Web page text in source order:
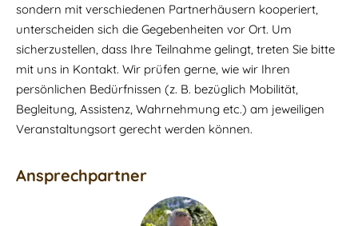
sondern mit verschiedenen Partnerhäusern kooperiert,
unterscheiden sich die Gegebenheiten vor Ort. Um
sicherzustellen, dass Ihre Teilnahme gelingt, treten Sie bitte
mit uns in Kontakt. Wir prüfen gerne, wie wir Ihren
persönlichen Bedürfnissen (z. B. bezüglich Mobilität,
Begleitung, Assistenz, Wahrnehmung etc.) am jeweiligen
Veranstaltungsort gerecht werden können.
Ansprechpartner